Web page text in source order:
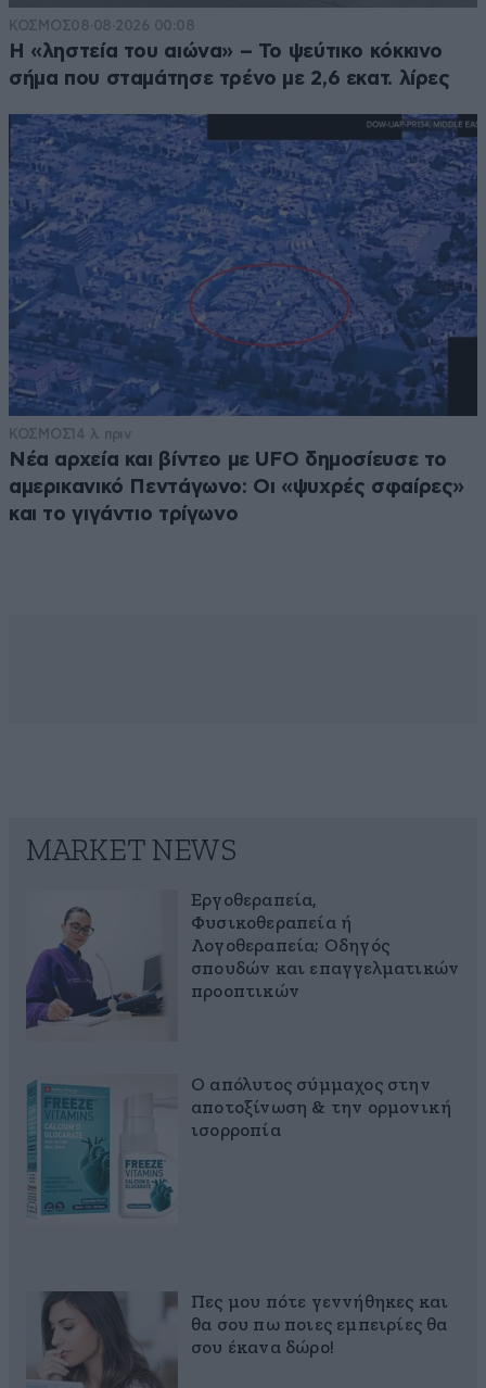
ΚΟΣΜΟΣ08·08·2026 00:08
Η «ληστεία του αιώνα» – Το ψεύτικο κόκκινο
σήμα που σταμάτησε τρένο με 2,6 εκατ. λίρες
ΚΟΣΜΟΣ14 λ. πριν
Νέα αρχεία και βίντεο με UFO δημοσίευσε το
αμερικανικό Πεντάγωνο: Οι «ψυχρές σφαίρες»
και το γιγάντιο τρίγωνο
MARKET NEWS
Εργοθεραπεία,
Φυσικοθεραπεία ή
Λογοθεραπεία; Οδηγός
σπουδών και επαγγελματικών
προοπτικών
Ο απόλυτος σύμμαχος στην
αποτοξίνωση & την ορμονική
ισορροπία
Πες μου πότε γεννήθηκες και
θα σου πω ποιες εμπειρίες θα
σου έκανα δώρο!